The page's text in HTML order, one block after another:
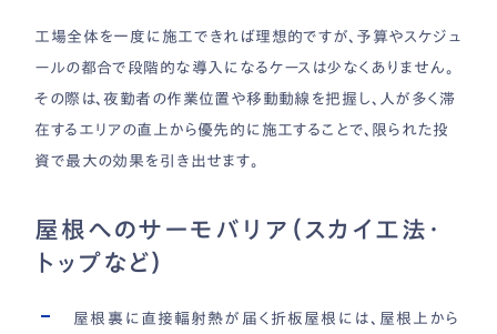
工場全体を一度に施工できれば理想的ですが、予算やスケジュ
ールの都合で段階的な導入になるケースは少なくありません。
その際は、夜勤者の作業位置や移動動線を把握し、人が多く滞
在するエリアの直上から優先的に施工することで、限られた投
資で最大の効果を引き出せます。
屋根へのサーモバリア（スカイ工法・
トップなど）
屋根裏に直接輻射熱が届く折板屋根には、屋根上から